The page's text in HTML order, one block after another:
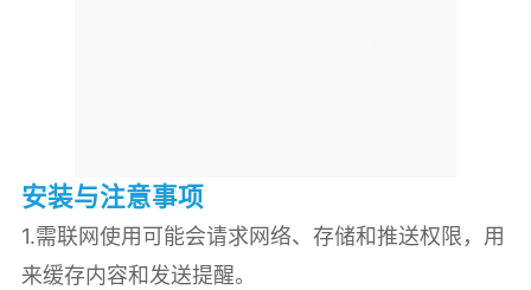
安装与注意事项
1.需联网使用可能会请求网络、存储和推送权限，用
来缓存内容和发送提醒。